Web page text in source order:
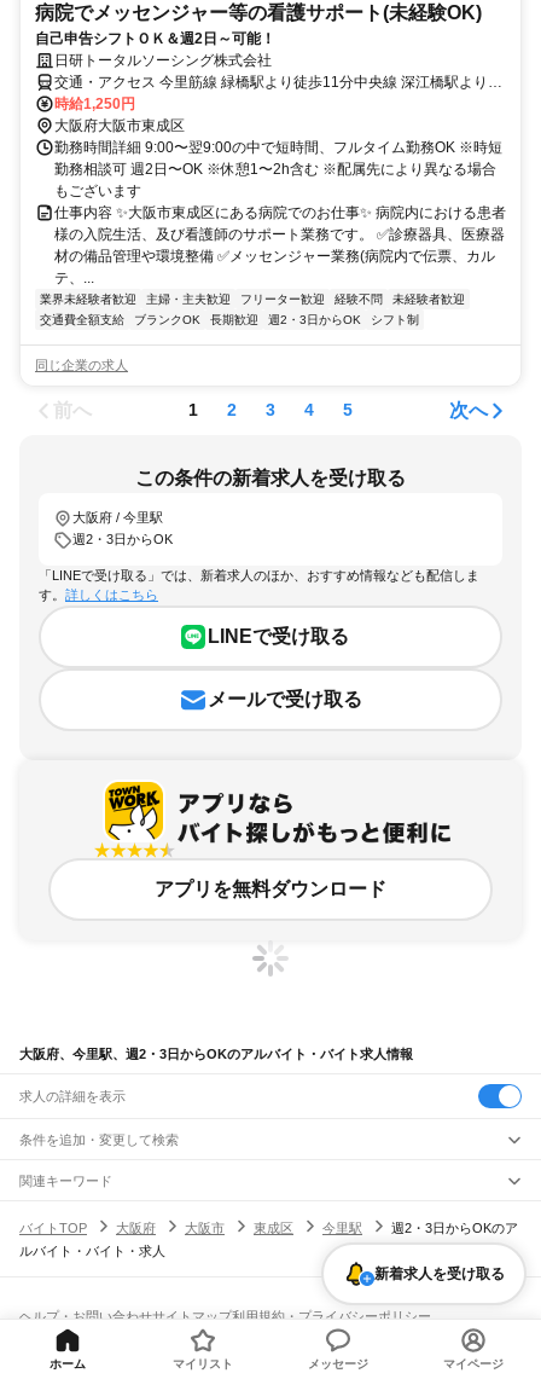
病院でメッセンジャー等の看護サポート(未経験OK)
自己申告シフトＯＫ＆週2日～可能！
日研トータルソーシング株式会社
交通・アクセス 今里筋線 緑橋駅より徒歩11分中央線 深江橋駅より徒
歩10分
時給1,250円
大阪府大阪市東成区
勤務時間詳細 9:00〜翌9:00の中で短時間、フルタイム勤務OK ※時短
勤務相談可 週2日〜OK ※休憩1〜2h含む ※配属先により異なる場合
もございます
仕事内容 ✨大阪市東成区にある病院でのお仕事✨ 病院内における患者
様の入院生活、及び看護師のサポート業務です。 ✅診療器具、医療器
材の備品管理や環境整備 ✅メッセンジャー業務(病院内で伝票、カル
テ、...
業界未経験者歓迎 主婦・主夫歓迎 フリーター歓迎 経験不問
未経験者歓迎
交通費全額支給
ブランクOK 長期歓迎 週2・3日からOK シフト制
同じ企業の求人
前へ 1 2 3 4 5 次へ
この条件の新着求人を受け取る
大阪府 / 今里駅
週2・3日からOK
「LINEで受け取る」では、新着求人のほか、おすすめ情報なども配信しま
す。 詳しくはこちら
LINEで受け取る
メールで受け取る
アプリを無料ダウンロード
大阪府、今里駅、週2・3日からOKのアルバイト・バイト求人情報
求人の詳細を表示
条件を追加・変更して検索
市区町村を追加・変更
大阪府すべて
大阪市すべて
浪速区西淀川区東淀川区東成区
西成区
平野区北区中央区
堺市
堺区中区 南区北区美原区
駅を追加・変更
千里丘駅岸辺駅 吹田駅
東淀川駅
JR神戸線(大阪～神戸)
大阪駅 塚本駅
職種を追加・変更
飲食・フードサービスすべて
ホールスタッフ
キッチンスタッフ 皿洗い・洗い場精肉・鮮魚加工
給食調理
パン屋（ベーカリー）
フードカウンター販売員
バー（BAR）・バーテンダー
飲食店補助（開店・閉店準備） 飲食店（店長・マネージャー）
人気
日払いOK
学生歓迎 髪型・髪色自由
ネイルOK
オープニングスタッフ
雇用形態を追加・変更
関連キーワード
バイトTOP
大阪府 大阪市 東成区 今里駅
週2・3日からOKのア
ルバイト・バイト・求人
新着求人を受け取る
ヘルプ・お問い合わせサイトマップ利用規約・プライバシーポリシー
[企業]求人広告の掲載相談
ホーム マイリスト メッセージ マイページ